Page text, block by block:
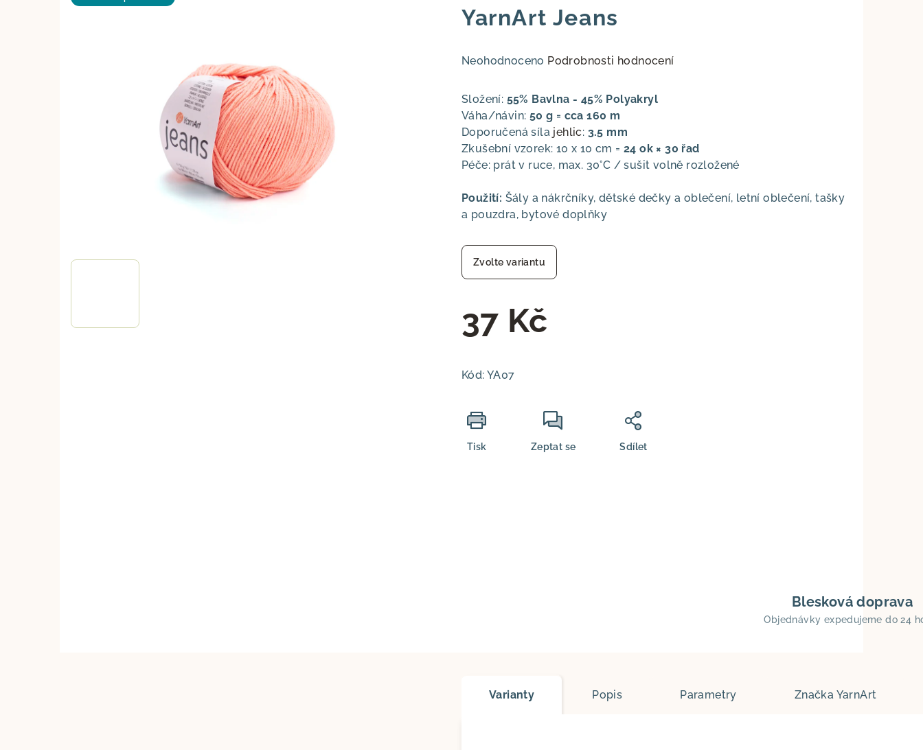
YarnArt Jeans
Průměrné
produktu
je
0,0
z
5
hvězdiček.
Neohodnoceno Podrobnosti hodnocení
Složení: 55% Bavlna - 45% Polyakryl
Váha/návin: 50 g = cca 160 m
Doporučená síla jehlic: 3.5 mm
Zkušební vzorek: 10 x 10 cm = 24 ok × 30 řad
Péče: prát v ruce, max. 30°C / sušit volně rozložené
Použití: Šály a nákrčníky, dětské dečky a oblečení, letní oblečení, tašky
a pouzdra, bytové doplňky
Zvolte variantu
37 Kč
cena:
Kód: YA07
Tisk Zeptat se Sdílet
Blesková doprava
Objednávky expedujeme do 24
Varianty Popis Parametry Značka YarnArt